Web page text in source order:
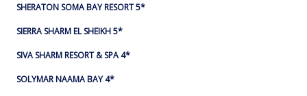
SHERATON SOMA BAY RESORT 5*
SIERRA SHARM EL SHEIKH 5*
SIVA SHARM RESORT & SPA 4*
SOLYMAR NAAMA BAY 4*